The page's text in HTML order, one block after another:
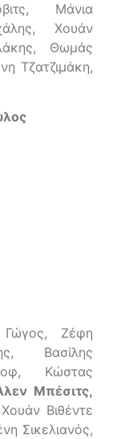
Μάνια
Χουάν
Θωμάς
Τζατζιμάκη,
Ζέφη
Βασίλης
Κώστας
Μπέσιτς,
Βιθέντε
Σικελιανός,